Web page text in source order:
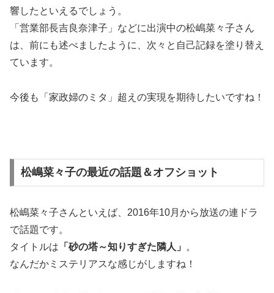
響したといえるでしょう。
「営業部長吉良奈津子」などに出演中の松嶋菜々子さん
は、前にも述べましたように、次々と自己記録を塗り替え
ています。
今後も「家政婦のミタ」超えの実現を期待したいですね！
松嶋菜々子の最近の話題＆オフショット
松嶋菜々子さんといえば、2016年10月から放送の連ドラ
で話題です。
タイトルは 「砂の塔～知りすぎた隣人」
。
なんだかミステリアスな感じがしますね！